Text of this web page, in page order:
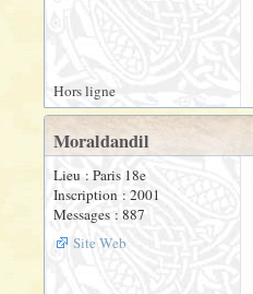
Hors ligne
Moraldandil
Lieu : Paris 18e
Inscription : 2001
Messages : 887
Site Web